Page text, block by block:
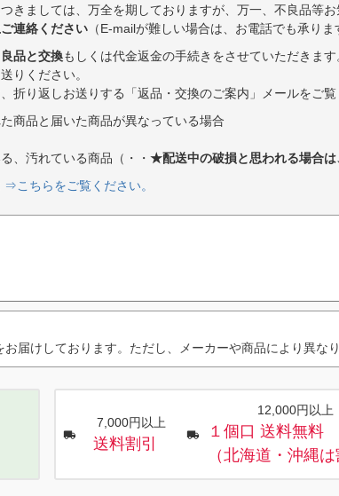
きましては、万全を期しておりますが、万一、不良品等お
連絡ください （E-mailが難しい場合は、お電話でも承りま
良品と交換もしくは代金返金の手続きをさせていただきま
りください。
、折り返しお送りする「返品・交換のご案内」メールをご覧
商品と届いた商品が異なっている場合
、汚れている商品（・・ ★配送中の破損と思われる場合
こちらをご覧ください。
お届けしております。ただし、メーカーや商品により異な
7,000円以上
送料割引
12,000円以上
１個口 送料無料
（北海道・沖縄は